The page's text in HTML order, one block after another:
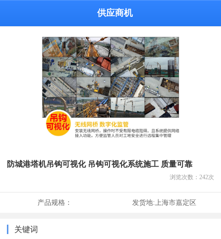
供应商机
防城港塔机吊钩可视化 吊钩可视化系统施工 质量可靠
浏览次数： 242次
产品规格： 发货地:上海市嘉定区
关键词